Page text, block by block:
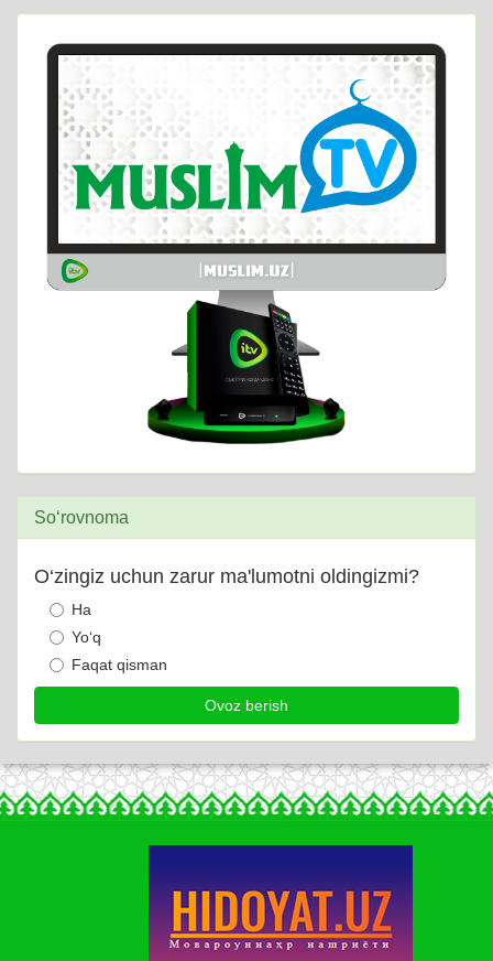
So‘rovnoma
O‘zingiz uchun zarur ma'lumotni oldingizmi?
Ha
Yo‘q
Faqat qisman